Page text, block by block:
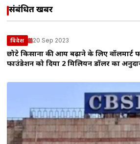
संबंधित खबरें
विदेश 20 Sep 2023
छोटे किसानों की आय बढ़ाने के लिए वॉलमार्ट
फाउंडेशन को दिया 2 मिलियन डॉलर का